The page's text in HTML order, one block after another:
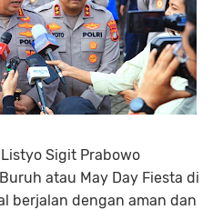
Sigit Prabowo
atau May Day Fiesta di
berjalan dengan aman dan